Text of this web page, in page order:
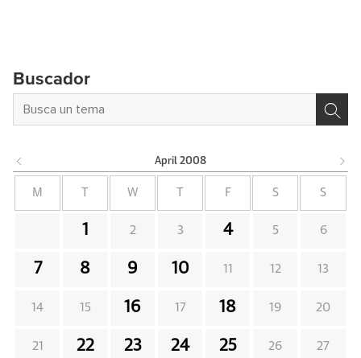
Buscador
April 2008
M W F S S
1 2 3 4 5 6
7 8 9 10 11 12 13
14 15 16 17 18 19 20
21 22 23 24 25 26 27